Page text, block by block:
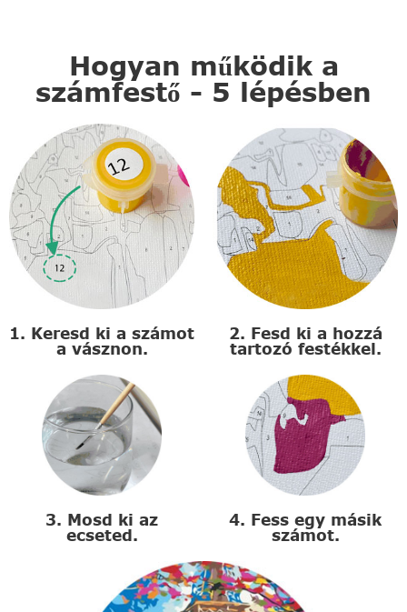
Hogyan működik a
számfestő - 5 lépésben
1. Keresd ki a számot
a vásznon.
2. Fesd ki a hozzá
tartozó festékkel.
3. Mosd ki az
ecseted.
4. Fess egy másik
számot.